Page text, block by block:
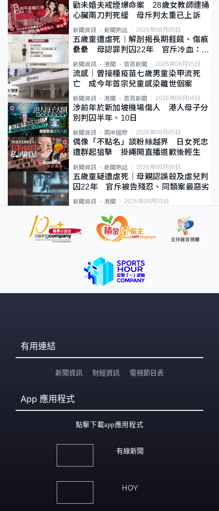
勸未婚夫戒煙爆命案 28歲女教師連捅
心臟兩刀判死緩 母斥判太重已上訴
新聞資訊 新聞熱話 2026年08月05日
五歲童遭虐死｜解剖揭長期捱餓、傷痕
纍纍 母認罪判囚22年 官斥冷血：同
類案最惡劣
新聞資訊 港聞 首頁新聞 2026年08月05日
流感｜曾接種疫苗七歲男童染甲流死
亡 成今年首宗兒童感染離世個案
新聞資訊 港聞 首頁新聞 2026年08月04日
涉前年於新加坡機場傷人 港人母子分
別判囚半年、10日
新聞資訊 兩岸國際 2026年08月05日
偶像「不點名」談粉絲越界 日女死忠
遭群起狙擊 掛繩開直播道歉後輕生
新聞資訊 新聞熱話 2026年08月06日
五歲童疑遭虐死｜母親認誤殺及虐兒判
囚22年 官斥被告殘忍、同類案最惡劣
新聞資訊 港聞 2026年08月05日
有用連結
新聞資訊 財經資訊 電視節目表
App 應用程式
點擊下載app應用程式
有線新聞
HOY